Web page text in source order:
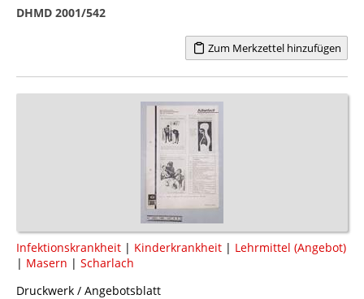
DHMD 2001/542
Zum Merkzettel hinzufügen
Infektionskrankheit | Kinderkrankheit | Lehrmittel (Angebot)
| Masern | Scharlach
Druckwerk / Angebotsblatt